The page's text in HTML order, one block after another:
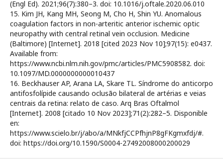
(Engl Ed). 2021;96(7):380–3. doi: 10.1016/j.oftale.2020.06.010
15. Kim JH, Kang MH, Seong M, Cho H, Shin YU. Anomalous
coagulation factors in non-arteritic anterior ischemic optic
neuropathy with central retinal vein occlusion. Medicine
(Baltimore) [Internet]. 2018 [cited 2023 Nov 10];97(15): e0437.
Available from:
https://www.ncbi.nlm.nih.gov/pmc/articles/PMC5908582. doi:
10.1097/MD.0000000000010437
16. Beckhauser AP, Arana LA, Skare TL. Síndrome do anticorpo
antifosfolípide causando oclusão bilateral de artérias e veias
centrais da retina: relato de caso. Arq Bras Oftalmol
[Internet]. 2008 [citado 10 Nov 2023];71(2):282–5. Disponible
en:
https://www.scielo.br/j/abo/a/MNkfjCCPfhjnP8gFKgmxfdj/#.
doi: https://doi.org/10.1590/S0004-27492008000200029